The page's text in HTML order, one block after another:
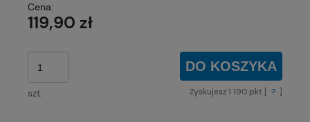
Cena:
119,90 zł
szt.
DO KOSZYKA
Zyskujesz 1 190 pkt [ ? ]